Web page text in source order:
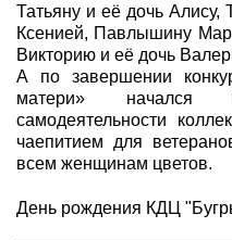
Татьяну и её дочь
Ксенией, Павлышину
Викторию и её дочь
А по завершении
матери» начался
самодеятельности
чаепитием для
всем женщинам цветов.
День рождения КДЦ